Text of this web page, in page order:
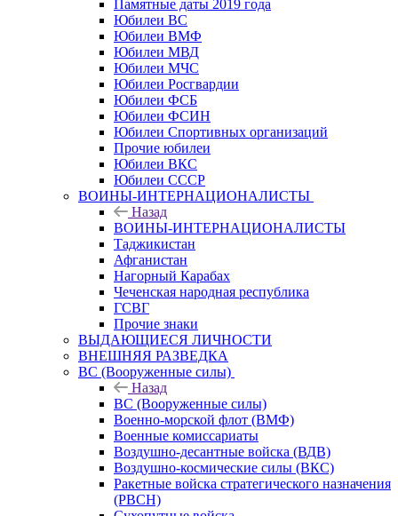
Памятные даты 2019 года
Юбилеи ВС
Юбилеи ВМФ
Юбилеи МВД
Юбилеи МЧС
Юбилеи Росгвардии
Юбилеи ФСБ
Юбилеи ФСИН
Юбилеи Спортивных организаций
Прочие юбилеи
Юбилеи ВКС
Юбилеи СССР
ВОИНЫ-ИНТЕРНАЦИОНАЛИСТЫ
Назад
ВОИНЫ-ИНТЕРНАЦИОНАЛИСТЫ
Таджикистан
Афганистан
Нагорный Карабах
Чеченская народная республика
ГСВГ
Прочие знаки
ВЫДАЮЩИЕСЯ ЛИЧНОСТИ
ВНЕШНЯЯ РАЗВЕДКА
ВС (Вооруженные силы)
Назад
ВС (Вооруженные силы)
Военно-морской флот (ВМФ)
Военные комиссариаты
Воздушно-десантные войска (ВДВ)
Воздушно-космические силы (ВКС)
Ракетные войска стратегического назначения
(РВСН)